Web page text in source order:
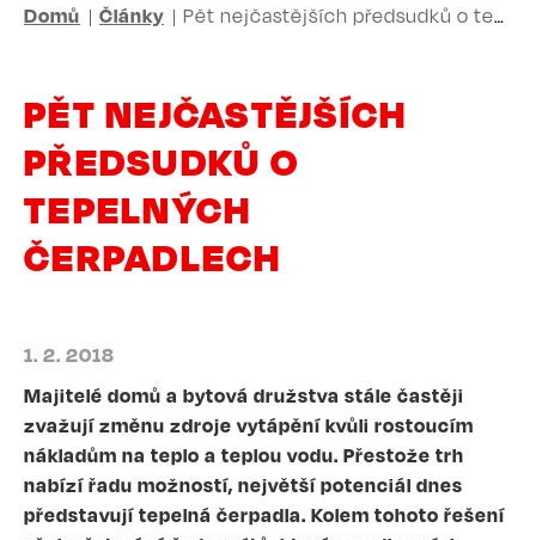
DROBEČKOVÁ
Domů Články Pět nejčastějších předsudků o tepelných čerpadlech
PĚT NEJČASTĚJŠÍCH
PŘEDSUDKŮ O
TEPELNÝCH
ČERPADLECH
1. 2. 2018
Majitelé domů a bytová družstva stále častěji
zvažují změnu zdroje vytápění kvůli rostoucím
nákladům na teplo a teplou vodu. Přestože trh
nabízí řadu možností, největší potenciál dnes
představují tepelná čerpadla. Kolem tohoto řešení